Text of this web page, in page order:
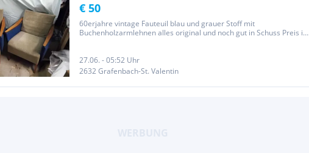
€ 50
60erjahre vintage Fauteuil blau und grauer Stoff mit
Buchenholzarmlehnen alles original und noch gut in Schuss Preis ist
27.06. - 05:52 Uhr
2632 Grafenbach-St. Valentin